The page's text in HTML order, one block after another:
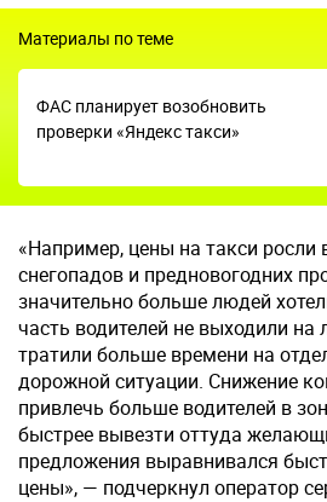
Материалы по теме
ФАС планирует возобновить
проверки «Яндекс такси»
«Например, цены на такси
снегопадов и предновогодних
значительно больше людей
часть водителей не выходили на
тратили больше времени на
дорожной ситуации. Снижение
привлечь больше водителей в
быстрее вывезти оттуда
предложения выравнивался
цены», — подчеркнул оператор